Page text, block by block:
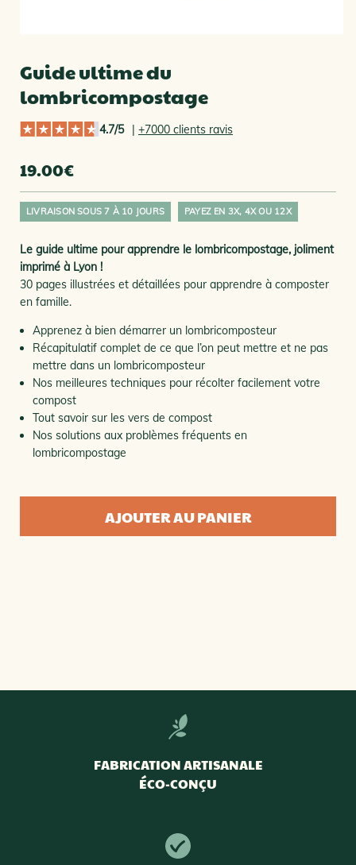
Guide ultime du
lombricompostage
4.7/5 | +7000 clients ravis
19.00€
LIVRAISON SOUS 7 À 10 JOURS PAYEZ EN 3X, 4X OU 12X
Le guide ultime pour apprendre le lombricompostage, joliment
imprimé à Lyon !
30 pages illustrées et détaillées pour apprendre à composter
en famille.
Apprenez à bien démarrer un lombricomposteur
Récapitulatif complet de ce que l’on peut mettre et ne pas
mettre dans un lombricomposteur
Nos meilleures techniques pour récolter facilement votre
compost
Tout savoir sur les vers de compost
Nos solutions aux problèmes fréquents en
lombricompostage
quantité
Guide
AJOUTER AU PANIER
FABRICATION ARTISANALE
ÉCO-CONÇU